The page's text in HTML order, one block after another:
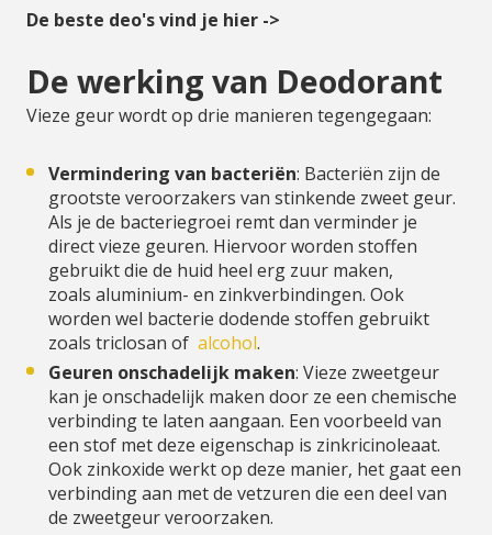
De beste deo's vind je hier ->
De werking van Deodorant
Vieze geur wordt op drie manieren tegengegaan:
Vermindering van bacteriën: Bacteriën zijn de
grootste veroorzakers van stinkende zweet geur.
Als je de bacteriegroei remt dan verminder je
direct vieze geuren. Hiervoor worden stoffen
gebruikt die de huid heel erg zuur maken,
zoals aluminium- en zinkverbindingen. Ook
worden wel bacterie dodende stoffen gebruikt
zoals triclosan of alcohol.
Geuren onschadelijk maken: Vieze zweetgeur
kan je onschadelijk maken door ze een chemische
verbinding te laten aangaan. Een voorbeeld van
een stof met deze eigenschap is zinkricinoleaat.
Ook zinkoxide werkt op deze manier, het gaat een
verbinding aan met de vetzuren die een deel van
de zweetgeur veroorzaken.